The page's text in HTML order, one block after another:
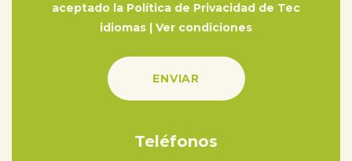
aceptado la Política de Privacidad de Tec
idiomas | Ver condiciones
Teléfonos